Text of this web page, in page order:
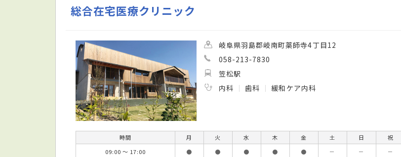
総合在宅医療クリニック
岐阜県羽島郡岐南町薬師寺4丁目12
058-213-7830
笠松駅
内科
歯科 緩和ケア内科
時間 月 火 水 木 金 土 日
祝
09:00 ～ 17:00
● ● ● ● ● － － －